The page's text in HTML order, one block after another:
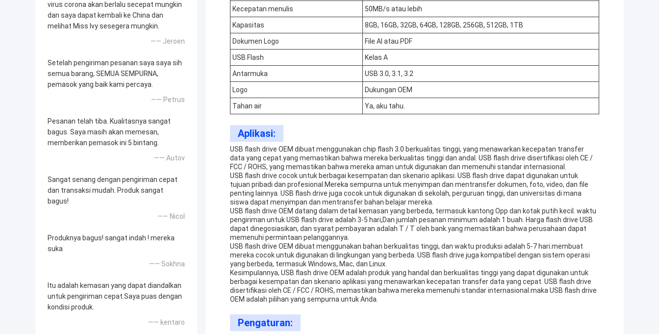
virus corona akan berlalu secepat mungkin
dan saya dapat kembali ke China dan
melihat Miss Ivy sesegera mungkin.
—— Jeroen
Setelah pengiriman pesanan saya saya sih
semua barang, SEMUA SEMPURNA,
pemasok yang baik kami percaya.
—— Petrus
Pesanan telah tiba. Kualitasnya sangat
bagus. Saya masih akan memesan,
memberikan pemasok ini 5 bintang.
—— Autov
Sangat senang dengan pengiriman cepat
dan transaksi mudah. Produk sangat
bagus!
—— Nicol
Produknya bagus! sangat indah ! mereka
suka
—— Sokhna
Itu adalah kemasan yang dapat diandalkan
untuk pengiriman cepat.Saya puas dengan
kondisi produk.
—— kentaro
Kecepatan menulis 50MB/s atau lebih
Kapasitas 8GB, 16GB, 32GB, 64GB, 128GB, 256GB, 512GB, 1TB
Dokumen Logo File AI atau PDF
USB Flash Kelas A
Antarmuka USB 3.0, 3.1, 3.2
Logo Dukungan OEM
Tahan air Ya, aku tahu.
Aplikasi:
USB flash drive OEM dibuat menggunakan chip flash 3.0 berkualitas tinggi, yang menawarkan kecepatan transfer
data yang cepat.yang memastikan bahwa mereka berkualitas tinggi dan andal. USB flash drive disertifikasi oleh CE /
FCC / ROHS, yang memastikan bahwa mereka aman untuk digunakan dan memenuhi standar internasional.
USB flash drive cocok untuk berbagai kesempatan dan skenario aplikasi. USB flash drive dapat digunakan untuk
tujuan pribadi dan profesional.Mereka sempurna untuk menyimpan dan mentransfer dokumen, foto, video, dan file
penting lainnya. USB flash drive juga cocok untuk digunakan di sekolah, perguruan tinggi, dan universitas di mana
siswa dapat menyimpan dan mentransfer bahan belajar mereka.
USB flash drive OEM datang dalam detail kemasan yang berbeda, termasuk kantong Opp dan kotak putih kecil. waktu
pengiriman untuk USB flash drive adalah 3-5 hari,Dan jumlah pesanan minimum adalah 1 buah. Harga flash drive USB
dapat dinegosiasikan, dan syarat pembayaran adalah T / T oleh bank.yang memastikan bahwa perusahaan dapat
memenuhi permintaan pelanggannya.
USB flash drive OEM dibuat menggunakan bahan berkualitas tinggi, dan waktu produksi adalah 5-7 hari.membuat
mereka cocok untuk digunakan di lingkungan yang berbeda. USB flash drive juga kompatibel dengan sistem operasi
yang berbeda, termasuk Windows, Mac, dan Linux.
Kesimpulannya, USB flash drive OEM adalah produk yang handal dan berkualitas tinggi yang dapat digunakan untuk
berbagai kesempatan dan skenario aplikasi.yang menawarkan kecepatan transfer data yang cepat. USB flash drive
disertifikasi oleh CE / FCC / ROHS, memastikan bahwa mereka memenuhi standar internasional.maka USB flash drive
OEM adalah pilihan yang sempurna untuk Anda.
Pengaturan: